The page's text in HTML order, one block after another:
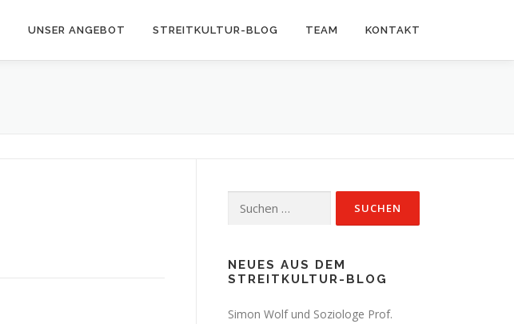
UNSER ANGEBOT STREITKULTUR-BLOG TEAM KONTAKT
nach:
NEUES AUS DEM
STREITKULTUR-BLOG
Simon Wolf und Soziologe Prof.